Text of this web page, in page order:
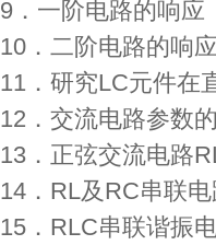
9．一阶电路的响应
10．二阶电路的响
11．研究LC元件在
12．交流电路参数
13．正弦交流电路
14．RL及RC串联
15．RLC串联谐振